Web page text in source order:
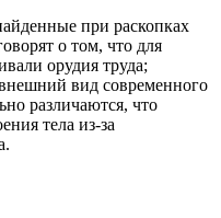
при раскопках
о том, что для
орудия труда;
вид современного
различаются, что
тела из-за